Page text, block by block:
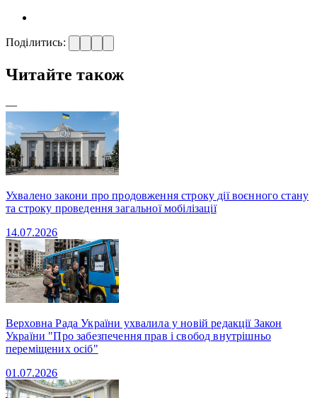
Поділитись:
Читайте також
—
Ухвалено закони про продовження строку дії воєнного стану
та строку проведення загальної мобілізації
14.07.2026
Верховна Рада України ухвалила у новій редакції Закон
України "Про забезпечення прав і свобод внутрішньо
переміщених осіб"
01.07.2026